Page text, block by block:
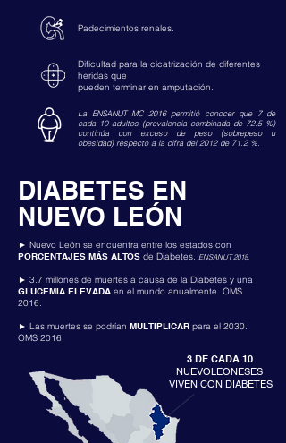
Padecimientos renales.
Dificultad para la cicatrización de diferentes
heridas que
pueden terminar en amputación.
La ENSANUT MC 2016 permitió conocer que 7 de
cada 10 adultos (prevalencia combinada de 72.5 %)
continúa con exceso de peso (sobrepeso u
obesidad) respecto a la cifra del 2012 de 71.2 %.
DIABETES EN
NUEVO LEÓN
► Nuevo León se encuentra entre los estados con
PORCENTAJES MÁS ALTOS de Diabetes. ENSANUT 2018.
► 3.7 millones de muertes a causa de la Diabetes y una
GLUCEMIA ELEVADA en el mundo anualmente. OMS
2016.
► Las muertes se podrían MULTIPLICAR para el 2030.
OMS 2016.
3 DE CADA 10
NUEVOLEONESES
VIVEN CON DIABETES